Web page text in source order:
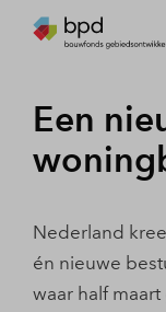
Een
Nederland
én nieuwe
waar half